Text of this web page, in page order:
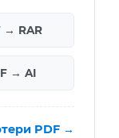
→ RAR
→ AI
PDF →